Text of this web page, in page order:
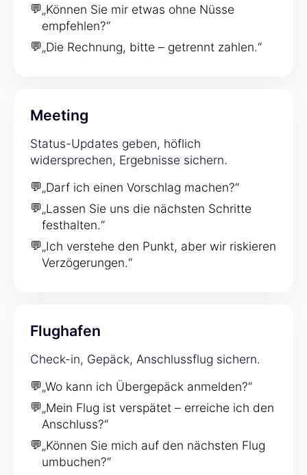
💬„Können Sie mir etwas ohne Nüsse
empfehlen?“
💬„Die Rechnung, bitte – getrennt zahlen.“
Meeting
Status-Updates geben, höflich
widersprechen, Ergebnisse sichern.
💬„Darf ich einen Vorschlag machen?“
💬„Lassen Sie uns die nächsten Schritte
festhalten.“
💬„Ich verstehe den Punkt, aber wir riskieren
Verzögerungen.“
Flughafen
Check-in, Gepäck, Anschlussflug sichern.
💬„Wo kann ich Übergepäck anmelden?“
💬„Mein Flug ist verspätet – erreiche ich den
Anschluss?“
💬„Können Sie mich auf den nächsten Flug
umbuchen?“